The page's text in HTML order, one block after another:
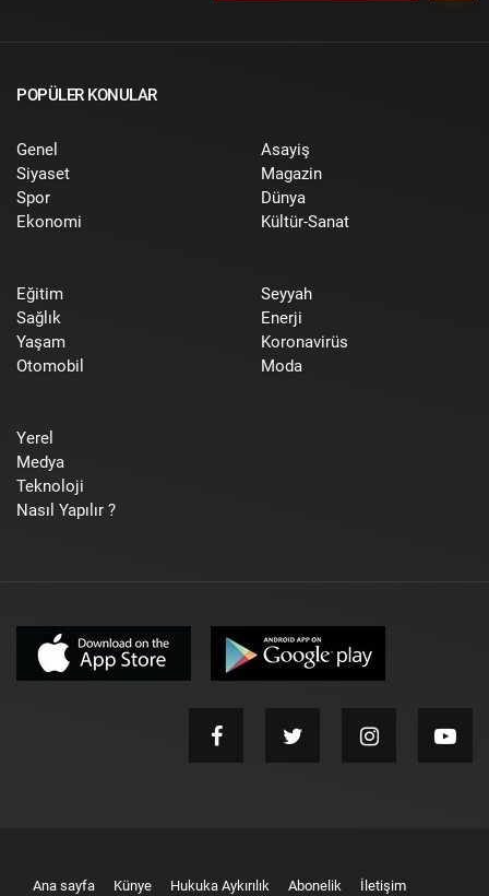
POPÜLER KONULAR
Genel
Siyaset
Spor
Ekonomi
Asayiş
Magazin
Dünya
Kültür-Sanat
Eğitim
Sağlık
Yaşam
Otomobil
Seyyah
Enerji
Koronavirüs
Moda
Yerel
Medya
Teknoloji
Nasıl Yapılır ?
Ana sayfa Künye Hukuka Aykırılık Abonelik İletişim